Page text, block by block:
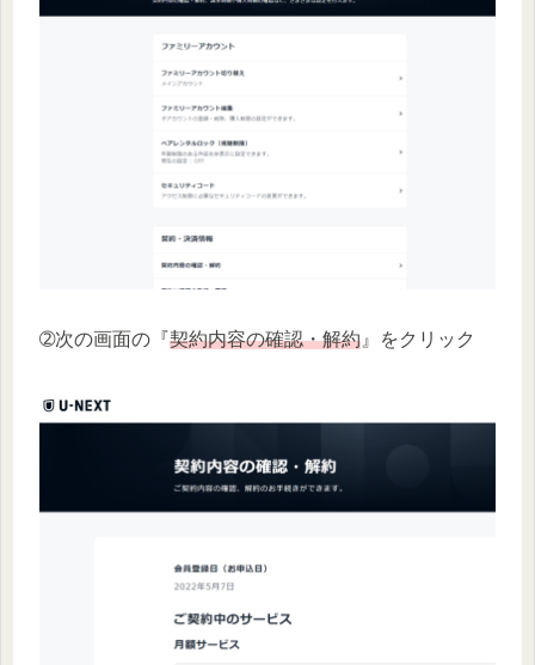
➁次の画面の『契約内容の確認・解約 』をクリック